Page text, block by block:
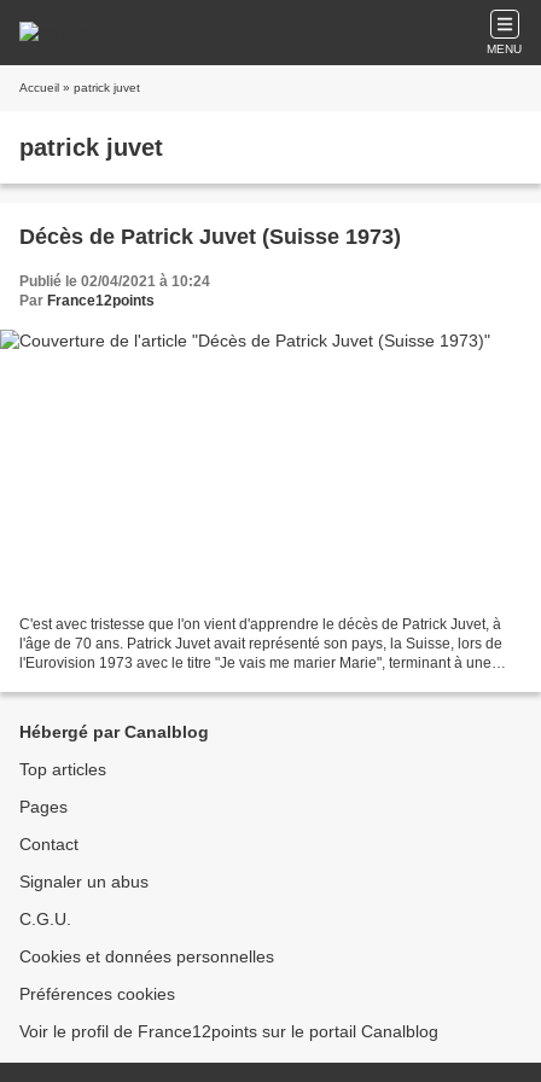
MENU
Accueil » patrick juvet
patrick juvet
Décès de Patrick Juvet (Suisse 1973)
Publié le 02/04/2021 à 10:24
Par France12points
C'est avec tristesse que l'on vient d'apprendre le décès de Patrick Juvet, à
l'âge de 70 ans. Patrick Juvet avait représenté son pays, la Suisse, lors de
l'Eurovision 1973 avec le titre "Je vais me marier Marie", terminant à une
Hébergé par Canalblog
Top articles
Pages
Contact
Signaler un abus
C.G.U.
Cookies et données personnelles
Préférences cookies
Voir le profil de France12points sur le portail Canalblog